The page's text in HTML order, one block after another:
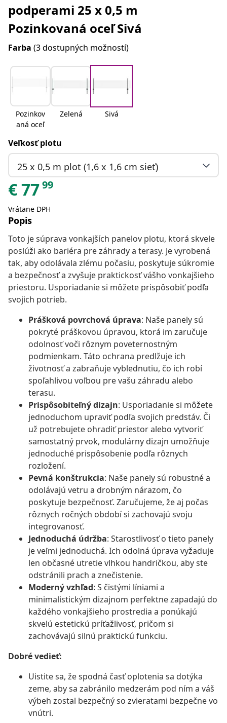
podperami 25 x 0,5 m
Pozinkovaná oceľ Sivá
Farba (3 dostupných možností)
Pozinkov
aná oceľ
Zelená Sivá
Veľkosť plotu
25 x 0,5 m plot (1,6 x 1,6 cm sieť)
€7799
Vrátane DPH
Popis
Toto je súprava vonkajších panelov plotu, ktorá skvele
poslúži ako bariéra pre záhrady a terasy. Je vyrobená
tak, aby odolávala zlému počasiu, poskytuje súkromie
a bezpečnosť a zvyšuje praktickosť vášho vonkajšieho
priestoru. Usporiadanie si môžete prispôsobiť podľa
svojich potrieb.
Prášková povrchová úprava: Naše panely sú
pokryté práškovou úpravou, ktorá im zaručuje
odolnosť voči rôznym poveternostným
podmienkam. Táto ochrana predlžuje ich
životnosť a zabraňuje vyblednutiu, čo ich robí
spoľahlivou voľbou pre vašu záhradu alebo
terasu.
Prispôsobiteľný dizajn: Usporiadanie si môžete
jednoduchom upraviť podľa svojich predstáv. Či
už potrebujete ohradiť priestor alebo vytvoriť
samostatný prvok, modulárny dizajn umožňuje
jednoduché prispôsobenie podľa rôznych
rozložení.
Pevná konštrukcia: Naše panely sú robustné a
odolávajú vetru a drobným nárazom, čo
poskytuje bezpečnosť. Zaručujeme, že aj počas
rôznych ročných období si zachovajú svoju
integrovanosť.
Jednoduchá údržba: Starostlivosť o tieto panely
je veľmi jednoduchá. Ich odolná úprava vyžaduje
len občasné utretie vlhkou handričkou, aby ste
odstránili prach a znečistenie.
Moderný vzhľad: S čistými líniami a
minimalistickým dizajnom perfektne zapadajú do
každého vonkajšieho prostredia a ponúkajú
skvelú estetickú príťažlivosť, pričom si
zachovávajú silnú praktickú funkciu.
Dobré vedieť:
Uistite sa, že spodná časť oplotenia sa dotýka
zeme, aby sa zabránilo medzerám pod ním a váš
výbeh zostal bezpečný so zvieratami bezpečne vo
vnútri.